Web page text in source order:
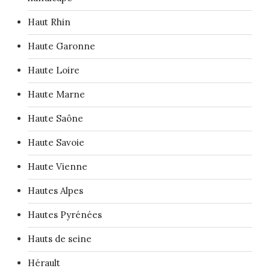
Haut Rhin
Haute Garonne
Haute Loire
Haute Marne
Haute Saône
Haute Savoie
Haute Vienne
Hautes Alpes
Hautes Pyrénées
Hauts de seine
Hérault